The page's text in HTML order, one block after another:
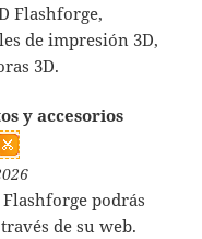
Flashforge,
de impresión 3D,
3D.
y accesorios
podrás
de su web.